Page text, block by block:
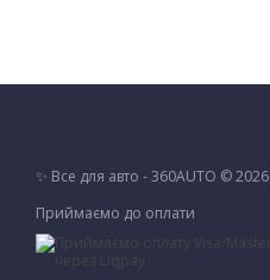
✨ Все для авто - 360AUTO © 2026
Приймаємо до оплати